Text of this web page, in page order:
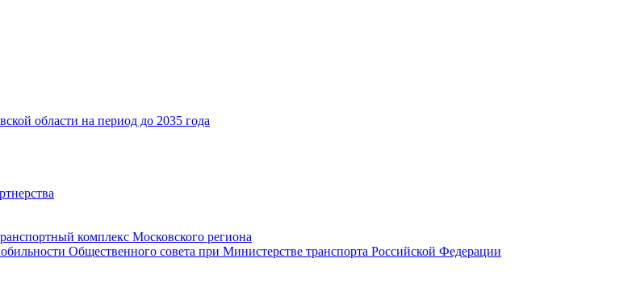
области на период до 2035 года
комплекс Московского региона
Общественного совета при Министерстве транспорта Российской Федерации